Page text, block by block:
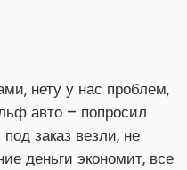
нету у нас проблем,
авто – попросил
заказ везли, не
деньги экономит, все